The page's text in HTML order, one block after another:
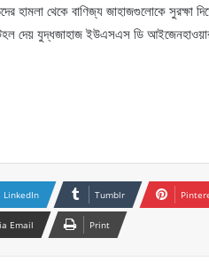
হামলা থেকে বাণিজ্য জাহাজগুলোকে সুরক্ষা
দেয় যুদ্ধজাহাজ ইউএসএস ডি
LinkedIn Tumblr
Email Print